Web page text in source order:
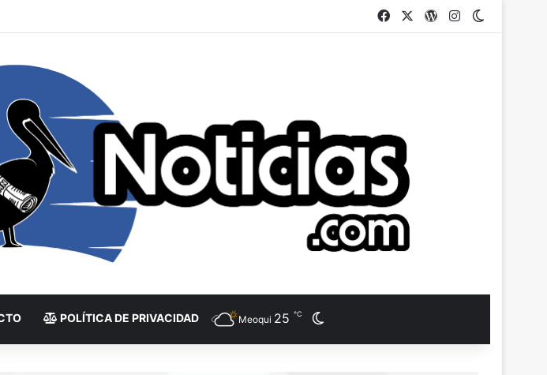
Facebook WordPress
Instagram
POLÍTICA DE PRIVACIDAD Meoqui 25 ℃